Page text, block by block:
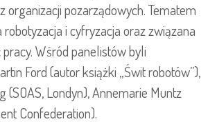
organizacji pozarządowych. Tematem
robotyzacja i cyfryzacja oraz związana
pracy. Wśród panelistów byli
Ford (autor książki „Świt robotów”),
(SOAS, Londyn), Annemarie Muntz
Confederation).